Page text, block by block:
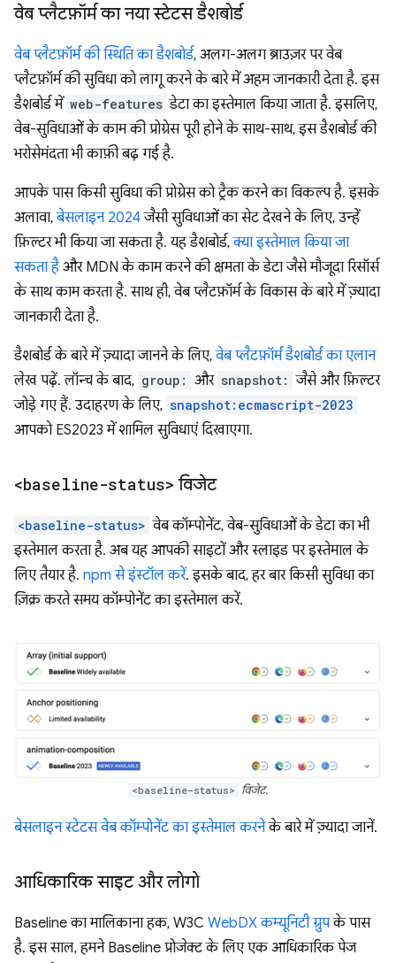
वेब प्लैटफ़ॉर्म का नया स्टेटस डैशबोर्ड
वेब प्लैटफ़ॉर्म की स्थिति का डैशबोर्ड, अलग-अलग ब्राउज़र पर वेब
प्लैटफ़ॉर्म की सुविधा को लागू करने के बारे में अहम जानकारी देता है. इस
डैशबोर्ड में web-features डेटा का इस्तेमाल किया जाता है. इसलिए,
वेब-सुविधाओं के काम की प्रोग्रेस पूरी होने के साथ-साथ, इस डैशबोर्ड की
भरोसेमंदता भी काफ़ी बढ़ गई है.
आपके पास किसी सुविधा की प्रोग्रेस को ट्रैक करने का विकल्प है. इसके
अलावा,बेसलाइन 2024जैसी सुविधाओं का सेट देखने के लिए, उन्हें
फ़िल्टर भी किया जा सकता है. यह डैशबोर्ड,क्या इस्तेमाल किया जा
सकता है और MDN के काम करने की क्षमता के डेटा जैसे मौजूदा रिसॉर्स
के साथ काम करता है. साथ ही, वेब प्लैटफ़ॉर्म के विकास के बारे में ज़्यादा
जानकारी देता है.
डैशबोर्ड के बारे में ज़्यादा जानने के लिए,वेब प्लैटफ़ॉर्म डैशबोर्ड का एलान
लेख पढ़ें. लॉन्च के बाद, group: और snapshot: जैसे और फ़िल्टर
जोड़े गए हैं. उदाहरण के लिए, snapshot:ecmascript-2023
आपको ES2023 में शामिल सुविधाएं दिखाएगा.
<baseline-status> विजेट
<baseline-status> वेब कॉम्पोनेंट, वेब-सुविधाओं के डेटा का भी
इस्तेमाल करता है. अब यह आपकी साइटों और स्लाइड पर इस्तेमाल के
लिए तैयार है. npm से इंस्टॉल करें. इसके बाद, हर बार किसी सुविधा का
ज़िक्र करते समय कॉम्पोनेंट का इस्तेमाल करें.
<baseline-status> विजेट.
बेसलाइन स्टेटस वेब कॉम्पोनेंट का इस्तेमाल करनेके बारे में ज़्यादा जानें.
आधिकारिक साइट और लोगो
Baseline का मालिकाना हक, W3C WebDX कम्यूनिटी ग्रुपके पास
है. इस साल, हमने Baseline प्रोजेक्ट के लिए एक आधिकारिक पेज